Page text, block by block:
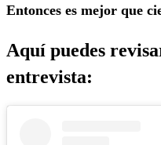
Entonces es mejor que
Aquí puedes
entrevista: